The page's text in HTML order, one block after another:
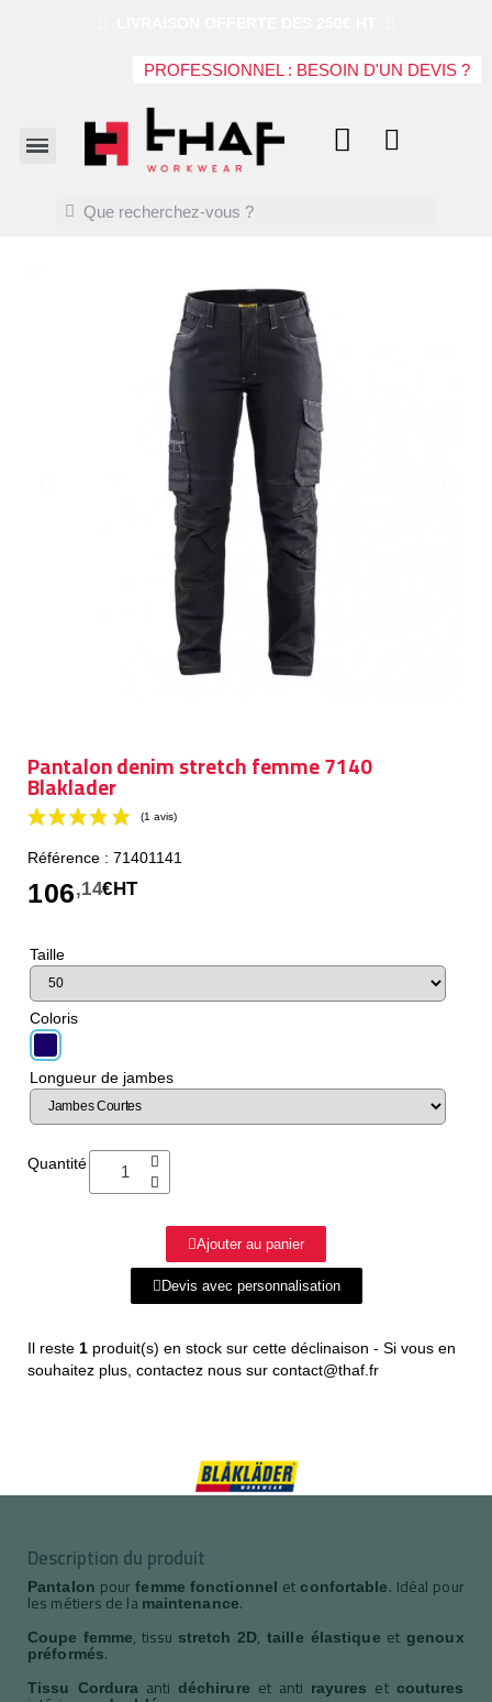
PROFESSIONNEL : BESOIN D'UN DEVIS ?
Pantalon denim stretch femme 7140
Blaklader
Référence : 71401141
106,14€HT
Taille
Coloris
Longueur de jambes
Quantité
Ajouter au panier
Devis avec personnalisation
Il reste 1 produit(s) en stock sur cette déclinaison - Si vous en
souhaitez plus, contactez nous sur contact@thaf.fr
Description du produit
Pantalon pourfemme fonctionnel etconfortable. Idéal pour
les métiers de la maintenance.
Coupe femme, tissu stretch 2D, taille élastique etgenoux
préformés.
Tissu Cordura anti déchirure et anti rayures et coutures